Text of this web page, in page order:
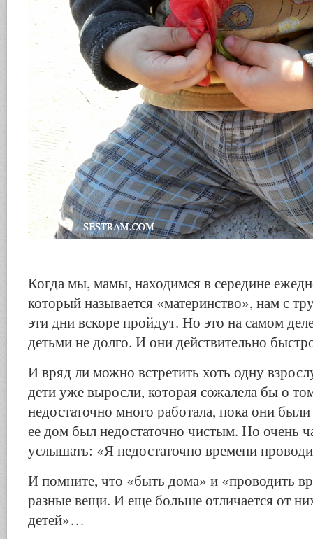
Когда мы, мамы, находимся в середине
который называется «материнство», нам с
эти дни вскоре пройдут. Но это на самом
детьми не долго. И они действительно
И вряд ли можно встретить хоть одну
дети уже выросли, которая сожалела бы о
недостаточно много работала, пока они
ее дом был недостаточно чистым. Но очень
услышать: «Я недостаточно времени
И помните, что «быть дома» и «проводить
разные вещи. И еще больше отличается от
детей»…